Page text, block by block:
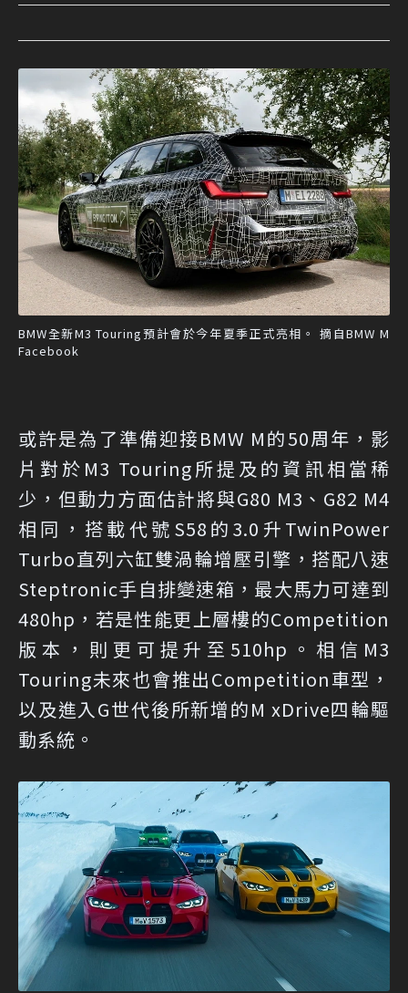
BMW全新M3 Touring預計會於今年夏季正式亮相。 摘自BMW M
Facebook
或許是為了準備迎接BMW M的50周年，影
片對於M3 Touring所提及的資訊相當稀
少，但動力方面估計將與G80 M3、G82 M4
相同，搭載代號S58的3.0升TwinPower
Turbo直列六缸雙渦輪增壓引擎，搭配八速
Steptronic手自排變速箱，最大馬力可達到
480hp，若是性能更上層樓的Competition
版本，則更可提升至510hp。相信M3
Touring未來也會推出Competition車型，
以及進入G世代後所新增的M xDrive四輪驅
動系統。